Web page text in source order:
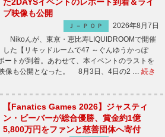
ブ映像も公開
Ｊ－ＰＯＰ
2026年8月7日
Nikoんが、東京・恵比寿LIQUIDROOMで開催
した【リキッドルームで47 ～ぐんゆうかっぽ
ートが到着。あわせて、本イベントのラストを
像も公開となった。 8月3日、4日の2 … 続き
【Fanatics Games 2026】ジャスティ
ン・ビーバーが総合優勝、賞金約1億
5,800万円をファンと慈善団体へ寄付